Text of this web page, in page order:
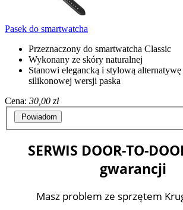
Pasek do smartwatcha
Przeznaczony do smartwatcha Classic
Wykonany ze skóry naturalnej
Stanowi elegancką i stylową
silikonowej wersji paska
Cena: 30,00 zł
Powiadom
SERWIS DOOR-TO-
gwarancji
Masz problem ze sprzętem